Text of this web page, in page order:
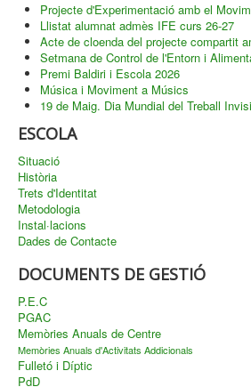
Projecte d'Experimentació amb el
Llistat alumnat admès IFE curs 26-27
Acte de cloenda del projecte compartit
Setmana de Control de l'Entorn i
Premi Baldiri i Escola 2026
Música i Moviment a Músics
19 de Maig. Dia Mundial del Treball
ESCOLA
Situació
Història
Trets d'Identitat
Metodologia
Instal·lacions
Dades de Contacte
DOCUMENTS DE GESTIÓ
P.E.C
PGAC
Memòries Anuals de Centre
Memòries Anuals d'Activitats Addicionals
Fulletó i Díptic
PdD